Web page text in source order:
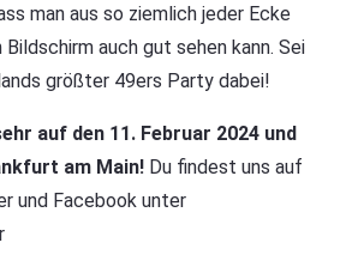
man aus so ziemlich jeder Ecke
auch gut sehen kann. Sei
größter 49ers Party dabei!
auf den 11. Februar 2024 und
am Main! Du findest uns auf
und Facebook unter